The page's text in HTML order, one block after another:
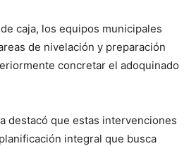
caja, los equipos municipales
de nivelación y preparación
concretar el adoquinado
destacó que estas intervenciones
integral que busca